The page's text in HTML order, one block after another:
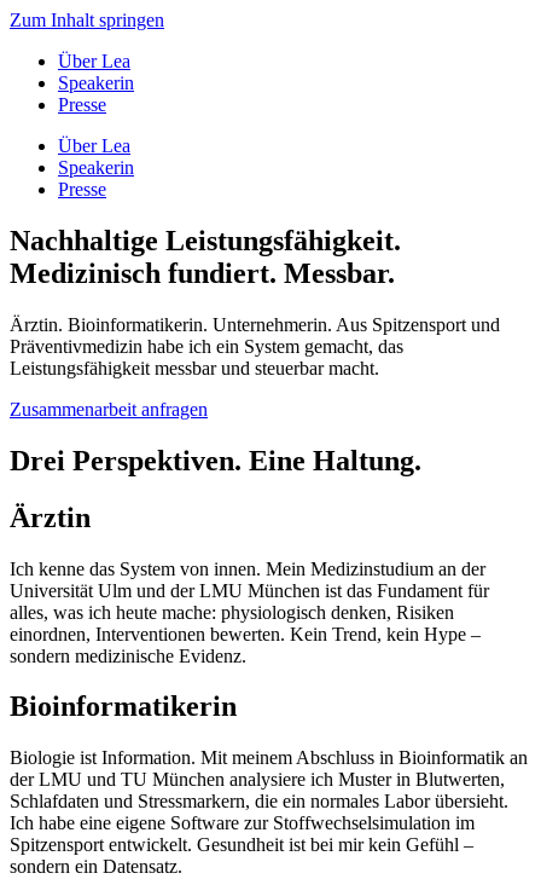
Zum Inhalt springen
Über Lea
Speakerin
Presse
Über Lea
Speakerin
Presse
Nachhaltige Leistungsfähigkeit.
Medizinisch fundiert. Messbar.
Ärztin. Bioinformatikerin. Unternehmerin. Aus Spitzensport und
Präventivmedizin habe ich ein System gemacht, das
Leistungsfähigkeit messbar und steuerbar macht.
Zusammenarbeit anfragen
Drei Perspektiven. Eine Haltung.
Ärztin
Ich kenne das System von innen. Mein Medizinstudium an der
Universität Ulm und der LMU München ist das Fundament für
alles, was ich heute mache: physiologisch denken, Risiken
einordnen, Interventionen bewerten. Kein Trend, kein Hype –
sondern medizinische Evidenz.
Bioinformatikerin
Biologie ist Information. Mit meinem Abschluss in Bioinformatik an
der LMU und TU München analysiere ich Muster in Blutwerten,
Schlafdaten und Stressmarkern, die ein normales Labor übersieht.
Ich habe eine eigene Software zur Stoffwechselsimulation im
Spitzensport entwickelt. Gesundheit ist bei mir kein Gefühl –
sondern ein Datensatz.